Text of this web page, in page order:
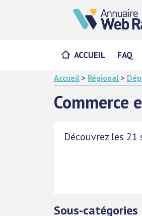
ACCUEIL FAQ
Accueil > Régional >
Commerce
Découvrez les
Sous-catégories